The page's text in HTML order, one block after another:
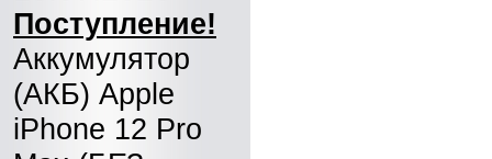
Поступление!
Аккумулятор
(АКБ) Apple
iPhone 12 Pro